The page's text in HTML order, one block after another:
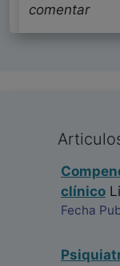
comentar
clínico
Fecha